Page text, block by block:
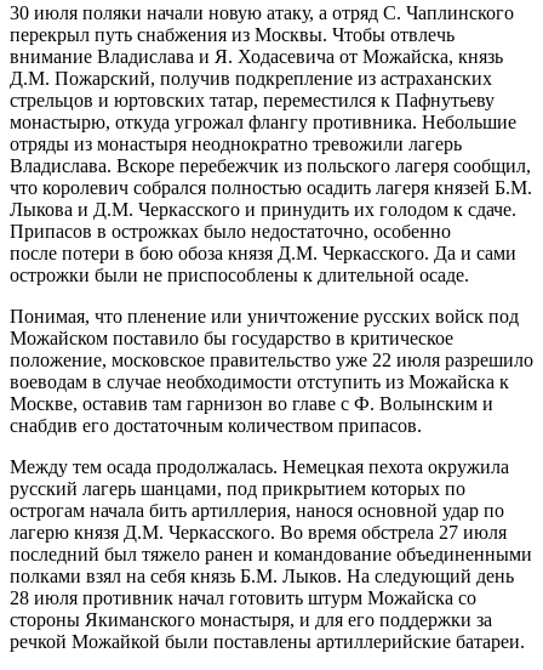
30 июля поляки начали новую атаку, а отряд С. Чаплинского
перекрыл путь снабжения из Москвы. Чтобы отвлечь
внимание Владислава и Я. Ходасевича от Можайска, князь
Д.М. Пожарский, получив подкрепление из астраханских
стрельцов и юртовских татар, переместился к Пафнутьеву
монастырю, откуда угрожал флангу противника. Небольшие
отряды из монастыря неоднократно тревожили лагерь
Владислава. Вскоре перебежчик из польского лагеря сообщил,
что королевич собрался полностью осадить лагеря князей Б.М.
Лыкова и Д.М. Черкасского и принудить их голодом к сдаче.
Припасов в острожках было недостаточно, особенно
после потери в бою обоза князя Д.М. Черкасского. Да и сами
острожки были не приспособлены к длительной осаде.
Понимая, что пленение или уничтожение русских войск под
Можайском поставило бы государство в критическое
положение, московское правительство уже 22 июля разрешило
воеводам в случае необходимости отступить из Можайска к
Москве, оставив там гарнизон во главе с Ф. Волынским и
снабдив его достаточным количеством припасов.
Между тем осада продолжалась. Немецкая пехота окружила
русский лагерь шанцами, под прикрытием которых по
острогам начала бить артиллерия, нанося основной удар по
лагерю князя Д.М. Черкасского. Во время обстрела 27 июля
последний был тяжело ранен и командование объединенными
полками взял на себя князь Б.М. Лыков. На следующий день
28 июля противник начал готовить штурм Можайска со
стороны Якиманского монастыря, и для его поддержки за
речкой Можайкой были поставлены артиллерийские батареи.